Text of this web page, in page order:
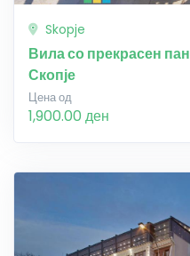
Skopje
Вила со прекрасен
Скопје
Цена од
1,900.00 ден